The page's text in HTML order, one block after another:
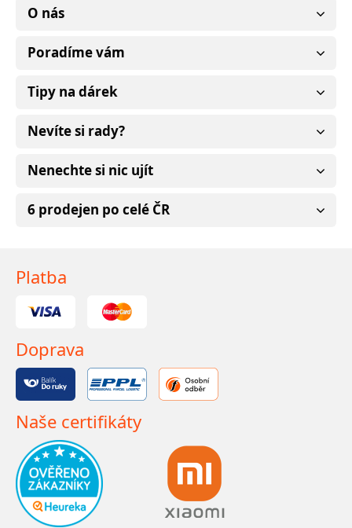
O nás
Poradíme vám
Tipy na dárek
Nevíte si rady?
Nenechte si nic ujít
6 prodejen po celé ČR
Platba
Doprava
Naše certifikáty